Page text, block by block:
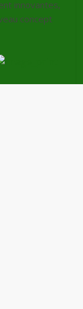
innovantes,
concept